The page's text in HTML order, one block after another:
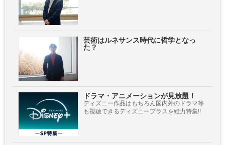
芸術はルネサンス時代に哲学となっ
た？
ドラマ・アニメーションが見放題！
ディズニー作品はもちろん国内外のドラマ等
も視聴できるディズニープラスを総力特集!!